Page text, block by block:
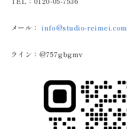
メール： info@studio-reimei.com
ライン：@757gbgmv